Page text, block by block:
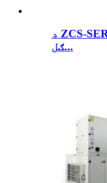
د ZCS-SERIES ټیټ اوسپنې نقطه
ګل...